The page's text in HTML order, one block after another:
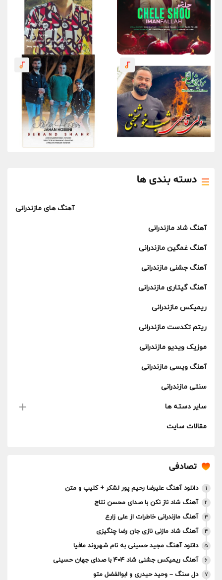
دسته بندی ها
آهنگ های مازندرانی
آهنگ شاد مازندرانی
آهنگ غمگین مازندرانی
آهنگ جشنی مازندرانی
آهنگ گیتاری مازندرانی
ریمیکس مازندرانی
ریتم تکدست مازندرانی
موزیک ویدیو مازندرانی
آهنگ ویسی مازندرانی
سنتی مازندرانی
سایر دسته ها
مقالات سایت
تصادفی
1 دانلود آهنگ علیرضا رحیم پور لشکر + کلیپ و متن
2 آهنگ شاد ناز نکن با صدای محسن نتاج
3 آهنگ مازندرانی خاطرات از علی زارع
4 آهنگ شاد مازنی نازی جان رضا چنگیزی
5 دانلود آهنگ مجید حسینی به نام شهروند مافیا
6 آهنگ ریمیکس جشنی شاد 404 با صدای جهان حسینی
7 دل سنگ – وحید حیدری و ابوالفضل متو